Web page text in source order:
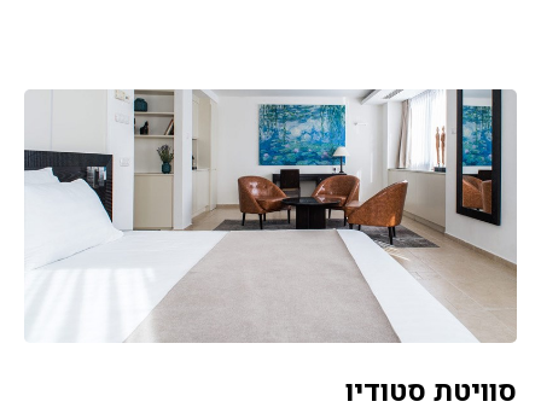
סוויטת סטודיו